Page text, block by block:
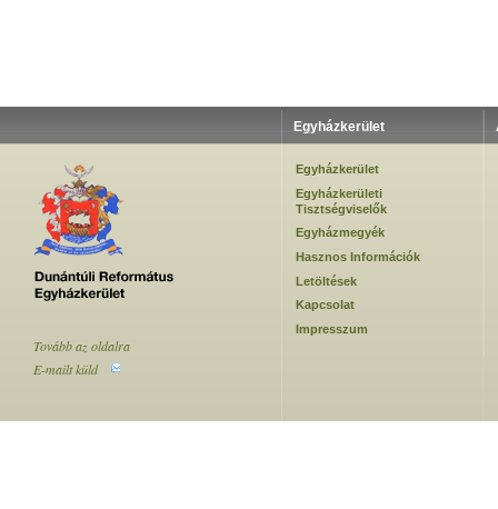
Egyházkerület
Egyházkerület
Egyházkerületi
Tisztségviselők
Egyházmegyék
Hasznos Információk
Letöltések
Kapcsolat
Impresszum
Tovább az oldalra
E-mailt küld